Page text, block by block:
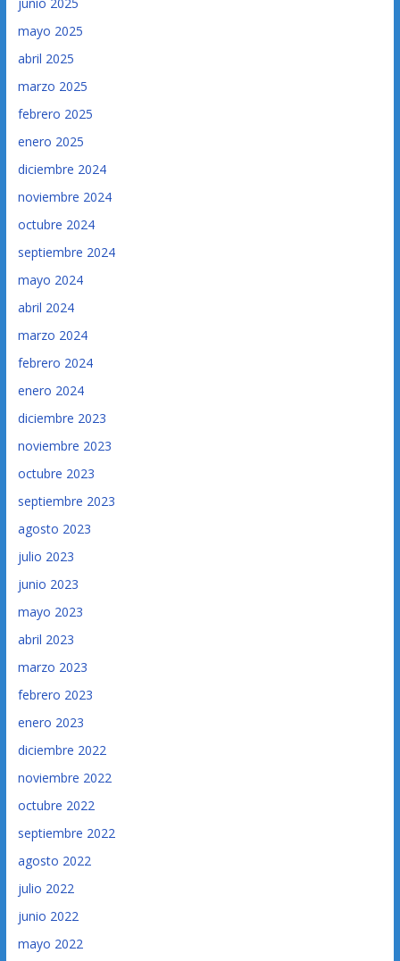
mayo 2025
abril 2025
marzo 2025
febrero 2025
enero 2025
diciembre 2024
noviembre 2024
octubre 2024
septiembre 2024
mayo 2024
abril 2024
marzo 2024
febrero 2024
enero 2024
diciembre 2023
noviembre 2023
octubre 2023
septiembre 2023
agosto 2023
julio 2023
junio 2023
mayo 2023
abril 2023
marzo 2023
febrero 2023
enero 2023
diciembre 2022
noviembre 2022
octubre 2022
septiembre 2022
agosto 2022
julio 2022
junio 2022
mayo 2022